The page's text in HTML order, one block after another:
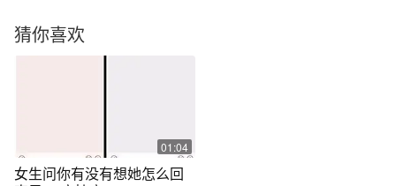
猜你喜欢
01:04
女生问你有没有想她怎么回